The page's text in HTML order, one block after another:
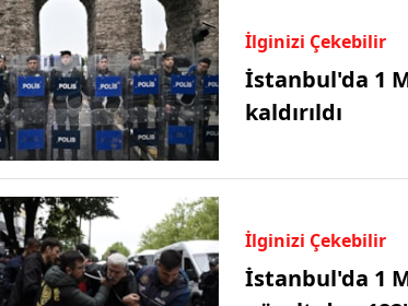
İlginizi Çekebilir
İstanbul'da 1
kaldırıldı
İlginizi Çekebilir
İstanbul'da 1